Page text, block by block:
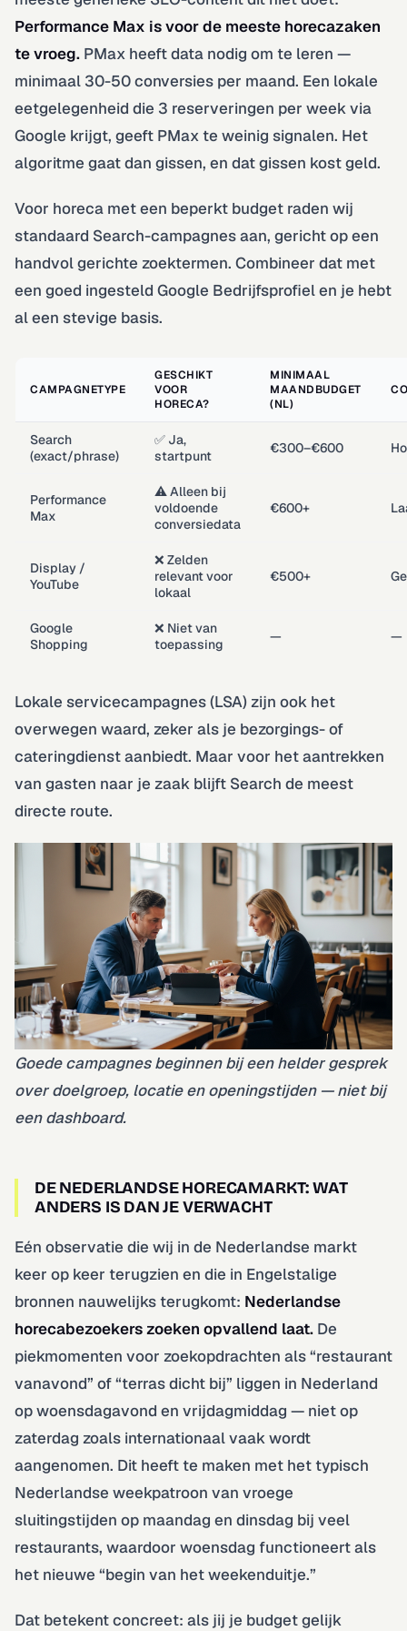
Performance Max is voor de meeste horecazaken
te vroeg. PMax heeft data nodig om te leren —
minimaal 30-50 conversies per maand. Een lokale
eetgelegenheid die 3 reserveringen per week via
Google krijgt, geeft PMax te weinig signalen. Het
algoritme gaat dan gissen, en dat gissen kost geld.
Voor horeca met een beperkt budget raden wij
standaard Search-campagnes aan, gericht op een
handvol gerichte zoektermen. Combineer dat met
een goed ingesteld Google Bedrijfsprofiel en je hebt
al een stevige basis.
CAMPAGNETYPE
GESCHIKT
VOOR
HORECA?
MINIMAAL
MAANDBUDGET
(NL)
Search
(exact/phrase)
✅ Ja,
startpunt
€300–€600
Performance
Max
⚠️ Alleen bij
voldoende
conversiedata
€600+
Display /
YouTube
❌ Zelden
relevant voor
lokaal
€500+
Google
Shopping
❌ Niet van
toepassing
— —
Lokale servicecampagnes (LSA) zijn ook het
overwegen waard, zeker als je bezorgings- of
cateringdienst aanbiedt. Maar voor het aantrekken
van gasten naar je zaak blijft Search de meest
directe route.
Goede campagnes beginnen bij een helder gesprek
over doelgroep, locatie en openingstijden — niet bij
een dashboard.
DE NEDERLANDSE HORECAMARKT: WAT
ANDERS IS DAN JE VERWACHT
Eén observatie die wij in de Nederlandse markt
keer op keer terugzien en die in Engelstalige
bronnen nauwelijks terugkomt: Nederlandse
horecabezoekers zoeken opvallend laat. De
piekmomenten voor zoekopdrachten als “restaurant
vanavond” of “terras dicht bij” liggen in Nederland
op woensdagavond en vrijdagmiddag — niet op
zaterdag zoals internationaal vaak wordt
aangenomen. Dit heeft te maken met het typisch
Nederlandse weekpatroon van vroege
sluitingstijden op maandag en dinsdag bij veel
restaurants, waardoor woensdag functioneert als
het nieuwe “begin van het weekenduitje.”
Dat betekent concreet: als jij je budget gelijk